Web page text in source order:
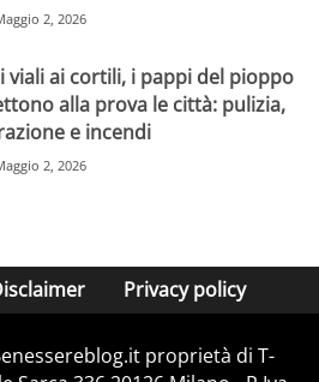
2, 2026
viali ai cortili, i pappi del pioppo
alla prova le città: pulizia,
e incendi
2, 2026
Privacy policy
proprietà di T-